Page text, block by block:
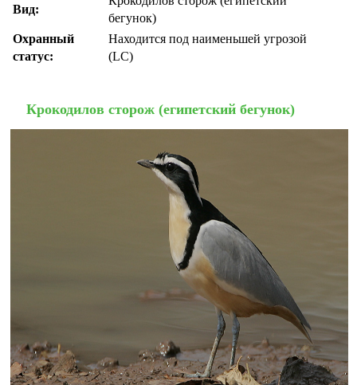
Вид:
бегунок)
Охранный
статус:
Находится под наименьшей угрозой
(LC)
Крокодилов сторож (египетский бегунок)